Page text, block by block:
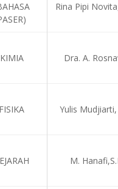
Rina Pipi
KIMIA Dra. A.
FISIKA Yulis Mudjiarti,
M.